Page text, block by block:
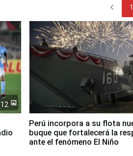
chevron_left 1
12
Perú incorpora a su flota
buque que fortalecerá la
ante el fenómeno El Niño